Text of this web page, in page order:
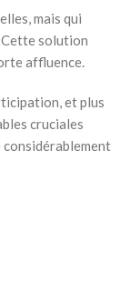
mais qui
solution
affluence.
et plus
cruciales
considérablement